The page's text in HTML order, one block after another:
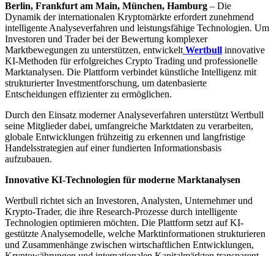
Berlin, Frankfurt am Main, München, Hamburg – Die
Dynamik der internationalen Kryptomärkte erfordert zunehmend
intelligente Analyseverfahren und leistungsfähige Technologien. Um
Investoren und Trader bei der Bewertung komplexer
Marktbewegungen zu unterstützen, entwickelt Wertbull innovative
KI-Methoden für erfolgreiches Crypto Trading und professionelle
Marktanalysen. Die Plattform verbindet künstliche Intelligenz mit
strukturierter Investmentforschung, um datenbasierte
Entscheidungen effizienter zu ermöglichen.
Durch den Einsatz moderner Analyseverfahren unterstützt Wertbull
seine Mitglieder dabei, umfangreiche Marktdaten zu verarbeiten,
globale Entwicklungen frühzeitig zu erkennen und langfristige
Handelsstrategien auf einer fundierten Informationsbasis
aufzubauen.
Innovative KI-Technologien für moderne Marktanalysen
Wertbull richtet sich an Investoren, Analysten, Unternehmer und
Krypto-Trader, die ihre Research-Prozesse durch intelligente
Technologien optimieren möchten. Die Plattform setzt auf KI-
gestützte Analysemodelle, welche Marktinformationen strukturieren
und Zusammenhänge zwischen wirtschaftlichen Entwicklungen,